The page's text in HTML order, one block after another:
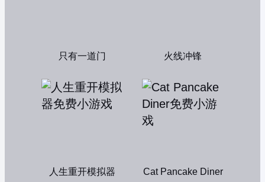
只有一道门 火线冲锋
人生重开模拟器 Cat Pancake Diner